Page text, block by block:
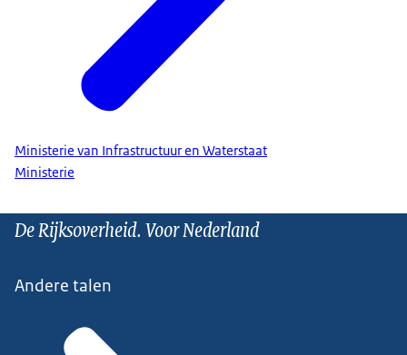
Ministerie van Infrastructuur en Waterstaat
Ministerie
De Rijksoverheid. Voor Nederland
Andere talen